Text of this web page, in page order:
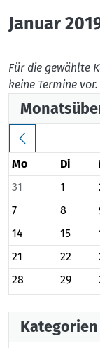
Januar
Für die gewählte
keine Termine vor.
Mo Di
31
1
7
8
14
15
21
22
28
29
Kategorien